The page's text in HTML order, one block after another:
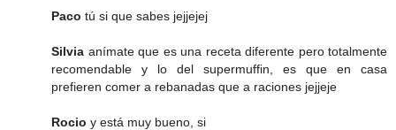
Paco tú si que sabes jejjejej
Silvia anímate que es una receta diferente pero totalmente
recomendable y lo del supermuffin, es que en casa
prefieren comer a rebanadas que a raciones jejjeje
Rocio y está muy bueno, si